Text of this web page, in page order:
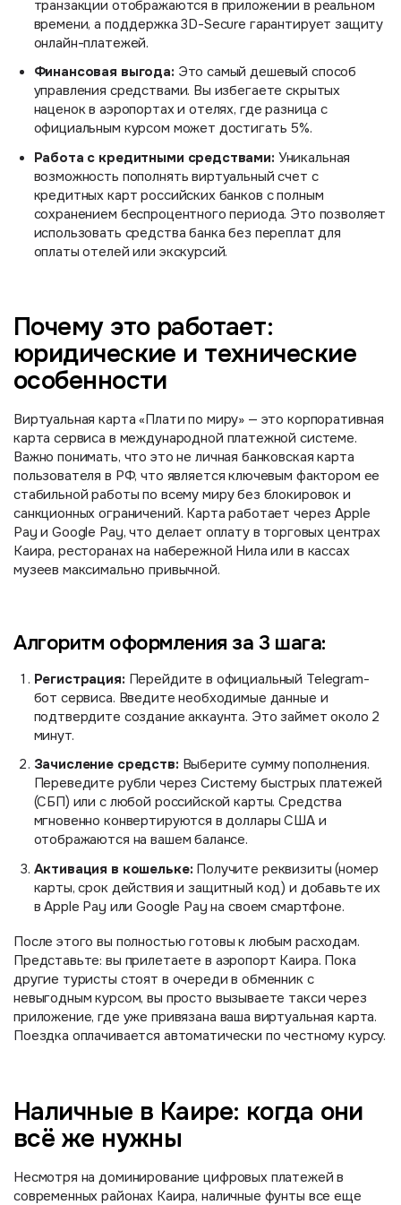
транзакции отображаются в приложении в реальном
времени, а поддержка 3D-Secure гарантирует защиту
онлайн-платежей.
Финансовая выгода: Это самый дешевый способ
управления средствами. Вы избегаете скрытых
наценок в аэропортах и отелях, где разница с
официальным курсом может достигать 5%.
Работа с кредитными средствами: Уникальная
возможность пополнять виртуальный счет с
кредитных карт российских банков с полным
сохранением беспроцентного периода. Это позволяет
использовать средства банка без переплат для
оплаты отелей или экскурсий.
Почему это работает:
юридические и технические
особенности
Виртуальная карта «Плати по миру» — это корпоративная
карта сервиса в международной платежной системе.
Важно понимать, что это не личная банковская карта
пользователя в РФ, что является ключевым фактором ее
стабильной работы по всему миру без блокировок и
санкционных ограничений. Карта работает через Apple
Pay и Google Pay, что делает оплату в торговых центрах
Каира, ресторанах на набережной Нила или в кассах
музеев максимально привычной.
Алгоритм оформления за 3 шага:
Регистрация: Перейдите в официальный Telegram-
бот сервиса. Введите необходимые данные и
подтвердите создание аккаунта. Это займет около 2
минут.
Зачисление средств: Выберите сумму пополнения.
Переведите рубли через Систему быстрых платежей
(СБП) или с любой российской карты. Средства
мгновенно конвертируются в доллары США и
отображаются на вашем балансе.
Активация в кошельке: Получите реквизиты (номер
карты, срок действия и защитный код) и добавьте их
в Apple Pay или Google Pay на своем смартфоне.
После этого вы полностью готовы к любым расходам.
Представьте: вы прилетаете в аэропорт Каира. Пока
другие туристы стоят в очереди в обменник с
невыгодным курсом, вы просто вызываете такси через
приложение, где уже привязана ваша виртуальная карта.
Поездка оплачивается автоматически по честному курсу.
Наличные в Каире: когда они
всё же нужны
Несмотря на доминирование цифровых платежей в
современных районах Каира, наличные фунты все еще